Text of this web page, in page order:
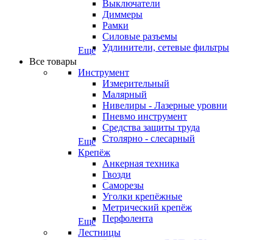
Выключатели
Диммеры
Рамки
Силовые разъемы
Удлинители, сетевые фильтры
Еще
Все товары
Инструмент
Измерительный
Малярный
Нивелиры - Лазерные уровни
Пневмо инструмент
Средства защиты труда
Столярно - слесарный
Еще
Крепёж
Анкерная техника
Гвозди
Саморезы
Уголки крепёжные
Метрический крепёж
Перфолента
Еще
Лестницы